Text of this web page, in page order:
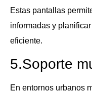
Estas pantallas
informadas y
eficiente.
5.Soporte
En entornos urbanos